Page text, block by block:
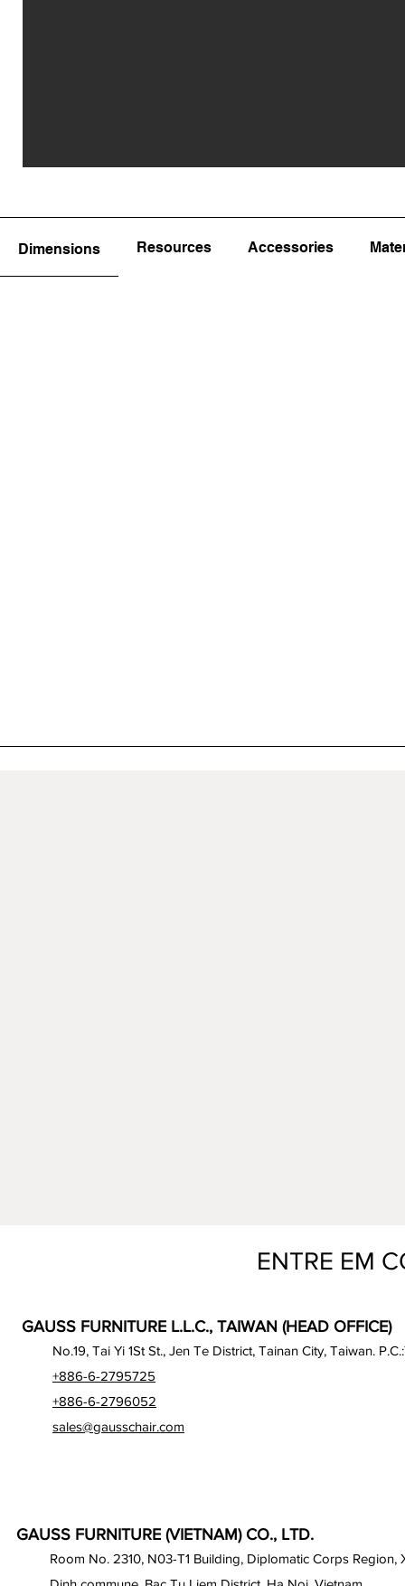
Dimensions Resources Accessories
ENTRE EM
GAUSS FURNITURE L.L.C., TAIWAN (HEAD OFFICE)
No.19, Tai Yi 1St St., Jen Te District, Tainan City, Taiwan.
+886-6-2795725
+886-6-2796052
sales@gausschair.com
GAUSS FURNITURE (VIETNAM) CO., LTD.
Room No. 2310, N03-T1 Building, Diplomatic Corps Region,